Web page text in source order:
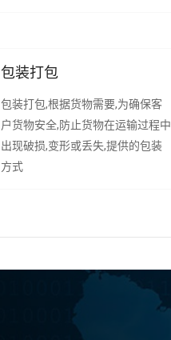
包装打包
包装打包,根据货物需要,为确保客
户货物安全,防止货物在运输过程中
出现破损,变形或丢失,提供的包装
方式